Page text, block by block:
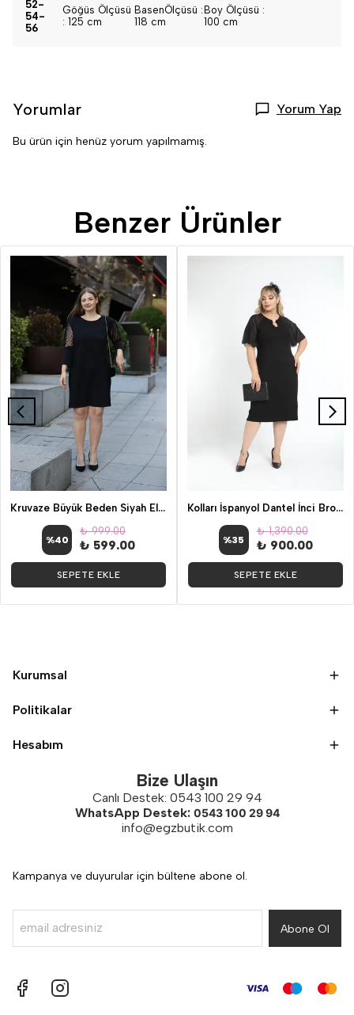
52-
54-
56
Göğüs Ölçüsü
: 125 cm
BasenÖlçüsü :
118 cm
Boy Ölçüsü :
100 cm
Yorumlar Yorum Yap
Bu ürün için henüz yorum yapılmamış.
Benzer Ürünler
Kruvaze Büyük Beden Siyah Elbise
%40
₺ 999.00
₺ 599.00
SEPETE EKLE
Kolları İspanyol Dantel İnci Broşlu Büyük Beden Abiye Elbise
%35
₺ 1,390.00
₺ 900.00
SEPETE EKLE
Kurumsal
Politikalar
Hesabım
Bize Ulaşın
Canlı Destek: 0543 100 29 94
WhatsApp Destek: 0543 100 29 94
info@egzbutik.com
Kampanya ve duyurular için bültene abone ol.
Abone Ol